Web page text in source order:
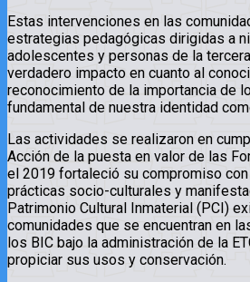
Estas intervenciones en las
estrategias pedagógicas dirigidas a
adolescentes y personas de la
verdadero impacto en cuanto al
reconocimiento de la importancia de
fundamental de nuestra identidad
Las actividades se realizaron en
Acción de la puesta en valor de las
el 2019 fortaleció su compromiso
prácticas socio-culturales y
Patrimonio Cultural Inmaterial (PCI)
comunidades que se encuentran en
los BIC bajo la administración de la
propiciar sus usos y conservación.